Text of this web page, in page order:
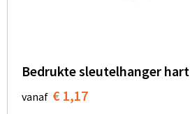
Bedrukte sleutelhanger hart
vanaf € 1,17